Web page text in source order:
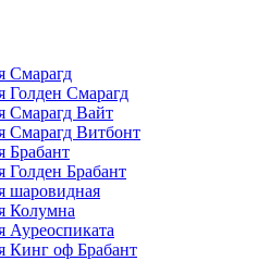
Смарагд
Голден Смарагд
Смарагд Вайт
Смарагд Витбонт
Брабант
Голден Брабант
шаровидная
Колумна
Ауреоспиката
Кинг оф Брабант